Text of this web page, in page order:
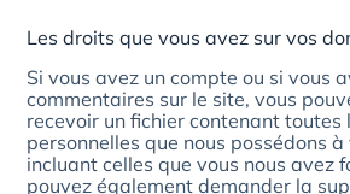
Les droits que vous avez sur vos
Si vous avez un compte ou si vous
commentaires sur le site, vous
recevoir un fichier contenant toutes
personnelles que nous possédons
incluant celles que vous nous avez
pouvez également demander la